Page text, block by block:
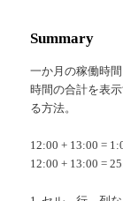
Summary
一か月の稼働時間
時間の合計を表
る方法。
12:00 + 13:00 =
12:00 + 13:00 =